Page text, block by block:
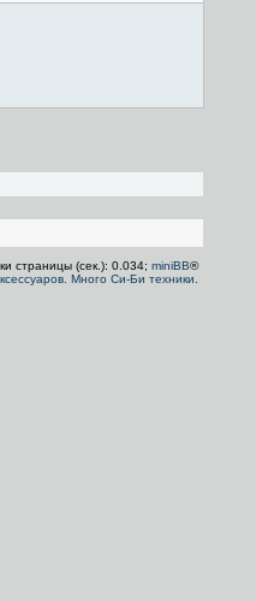
страницы (сек.): 0.034; miniBB®
Много Си-Би техники.